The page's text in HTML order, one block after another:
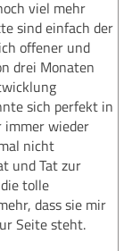
viel mehr
sind einfach der
offener und
drei Monaten
sich perfekt in
immer wieder
nicht
und Tat zur
tolle
dass sie mir
Seite steht.